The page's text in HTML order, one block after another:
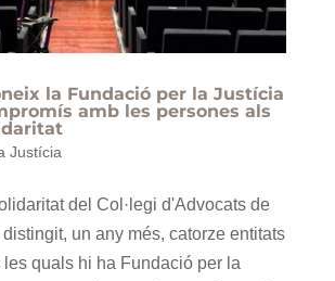
la Fundació per la Justícia
amb les persones als
Justícia
del Col·legi d'Advocats de
un any més, catorze entitats
quals hi ha Fundació per la